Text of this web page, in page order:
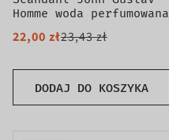
DODAJ DO KOSZYKA
Homme woda perfumowana
22,00 zł23,43 zł